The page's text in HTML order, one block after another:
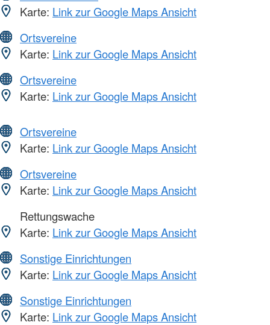
Karte: Link zur Google Maps Ansicht
Ortsvereine
Karte: Link zur Google Maps Ansicht
Ortsvereine
Karte: Link zur Google Maps Ansicht
Ortsvereine
Karte: Link zur Google Maps Ansicht
Ortsvereine
Karte: Link zur Google Maps Ansicht
Rettungswache
Karte: Link zur Google Maps Ansicht
Sonstige Einrichtungen
Karte: Link zur Google Maps Ansicht
Sonstige Einrichtungen
Karte: Link zur Google Maps Ansicht